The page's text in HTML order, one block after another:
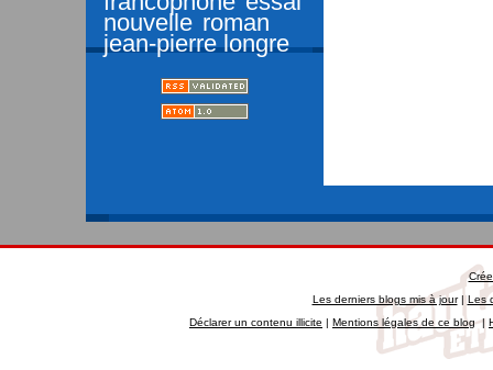
nouvelle roman
jean-pierre longre
Les derniers blogs mis à jour|Les
Déclarer un contenu illicite | Mentions légales de ce blog|